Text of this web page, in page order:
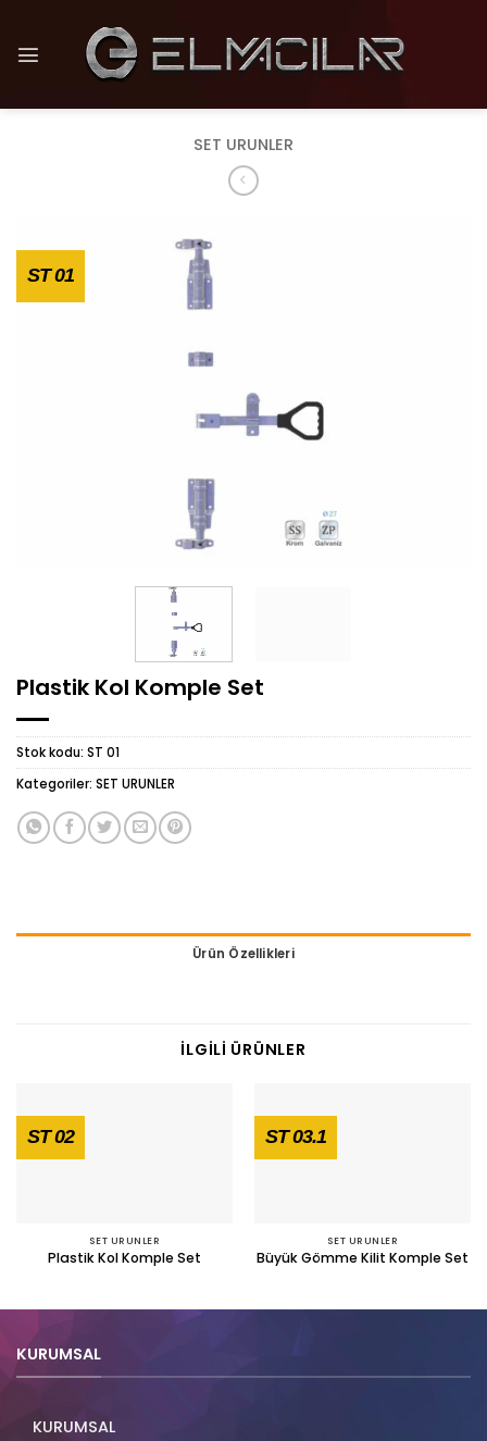
atla
SET URUNLER
ST 01
Plastik Kol Komple Set
Stok kodu: ST 01
Kategoriler: SET URUNLER
Ürün Özellikleri
İLGILI ÜRÜNLER
ST 02
SET URUNLER
Plastik Kol Komple Set
ST 03.1
SET URUNLER
Büyük Gömme Kilit Komple Set
KURUMSAL
KURUMSAL